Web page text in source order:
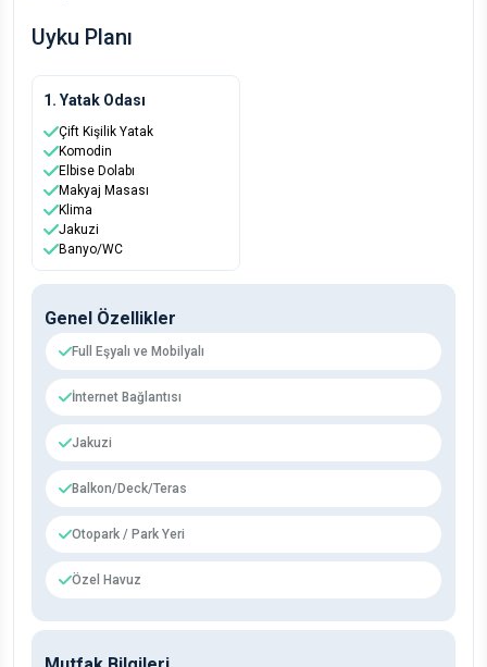
Uyku Planı
1. Yatak Odası
Çift Kişilik Yatak
Komodin
Elbise Dolabı
Makyaj Masası
Klima
Jakuzi
Banyo/WC
Genel Özellikler
Full Eşyalı ve Mobilyalı
İnternet Bağlantısı
Jakuzi
Balkon/Deck/Teras
Otopark / Park Yeri
Özel Havuz